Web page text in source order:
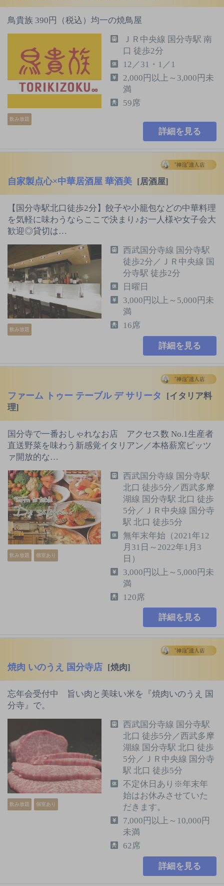
鳥貴族 390円（税込）均一の焼鳥屋
飲み放題
ＪＲ中央線 国分寺駅 南
口 徒歩2分
12／31・1／1
2,000円以上～3,000円未
満
59席
詳細を見る
自家製点心×中華居酒屋 華酒美 [居酒屋]
【国分寺駅北口徒歩2分】餃子や小籠包などの中華料理
を気軽に味わうならここで決まり♪お一人様や女子会大
歓迎◎貸切は…
飲み放題
西武国分寺線 国分寺駅
徒歩2分／ＪＲ中央線 国
分寺駅 徒歩2分
日曜日
3,000円以上～5,000円未
満
16席
詳細を見る
ファーム トゥー テーブル デ サリータ
[イタリア料
理]
国分寺で一番おしゃれなお店 アクセス数 No.1生産者
直送野菜を味わう新感覚イタリアン／本格薪窯ピッツ
ァ開放的な…
飲み放題 個室あり
西武国分寺線 国分寺駅
北口 徒歩5分／西武多摩
湖線 国分寺駅 北口 徒歩
5分／ＪＲ中央線 国分寺
駅 北口 徒歩5分
無年末年始（2021年12
月31日～2022年1月3
日）
3,000円以上～5,000円未
満
120席
詳細を見る
焼肉 いのうえ 国分寺店 [焼肉]
忘年会受付中 旨い肉と美味い米を『焼肉いのうえ 国
分寺』で。
飲み放題 個室あり
西武国分寺線 国分寺駅
北口 徒歩5分／西武多摩
湖線 国分寺駅 北口 徒歩
5分／ＪＲ中央線 国分寺
駅 北口 徒歩5分
不定休日あり※年末年
始はお休みさせていた
だきます。
7,000円以上～10,000円
未満
62席
詳細を見る